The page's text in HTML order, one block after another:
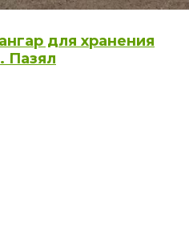
для хранения
Пазял